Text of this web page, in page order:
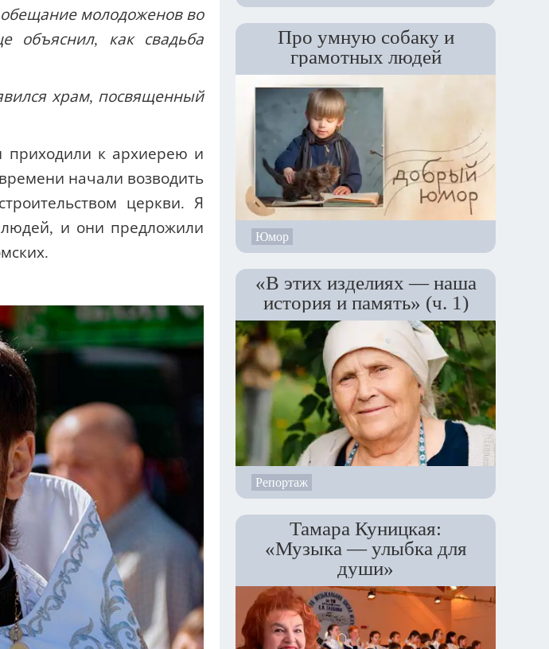
молодоженов во
объяснил, как свадьба
храм, посвященный
приходили к архиерею и
начали возводить
церкви. Я
и они предложили
Про умную собаку и
грамотных людей
Юмор
«В этих изделиях — наша
история и память» (ч. 1)
Репортаж
Тамара Куницкая:
«Музыка — улыбка для
души»